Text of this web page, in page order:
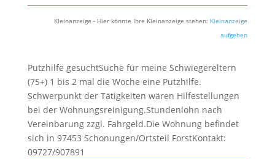
Kleinanzeige - Hier könnte Ihre Kleinanzeige stehen: Kleinanzeige
aufgeben
Putzhilfe gesuchtSuche für meine Schwiegereltern
(75+) 1 bis 2 mal die Woche eine Putzhilfe.
Schwerpunkt der Tätigkeiten wären Hilfestellungen
bei der Wohnungsreinigung.Stundenlohn nach
Vereinbarung zzgl. Fahrgeld.Die Wohnung befindet
sich in 97453 Schonungen/Ortsteil ForstKontakt:
09727/907891